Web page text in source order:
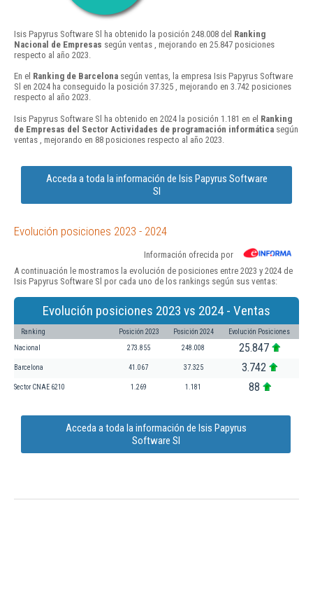
Isis Papyrus Software Sl ha obtenido la posición 248.008 del Ranking
Nacional de Empresas según ventas , mejorando en 25.847 posiciones
respecto al año 2023.
En el Ranking de Barcelona según ventas, la empresa Isis Papyrus Software
Sl en 2024 ha conseguido la posición 37.325 , mejorando en 3.742 posiciones
respecto al año 2023.
Isis Papyrus Software Sl ha obtenido en 2024 la posición 1.181 en el Ranking
de Empresas del Sector Actividades de programación informática según
ventas , mejorando en 88 posiciones respecto al año 2023.
Acceda a toda la información de Isis Papyrus Software
Sl
Evolución posiciones 2023 - 2024
Información ofrecida por
A continuación le mostramos la evolución de posiciones entre 2023 y 2024 de
Isis Papyrus Software Sl por cada uno de los rankings según sus ventas:
Evolución posiciones 2023 vs 2024 - Ventas
Ranking Posición 2023 Posición 2024 Evolución Posiciones
Nacional 273.855 248.008 25.847
Barcelona 41.067 37.325 3.742
Sector CNAE 6210 1.269 1.181 88
Acceda a toda la información de Isis Papyrus
Software Sl